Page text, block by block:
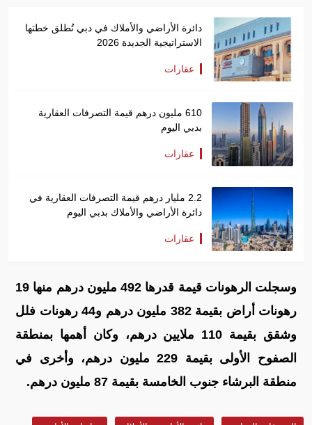
دائرة الأراضي والأملاك في دبي تُطلق خطتها
الاستراتيجية الجديدة 2026
عقارات
610 مليون درهم قيمة التصرفات العقارية
بدبي اليوم
عقارات
2.2 مليار درهم قيمة التصرفات العقارية في
دائرة الأراضي والأملاك بدبي اليوم
عقارات
وسجلت الرهونات قيمة قدرها 492 مليون درهم منها 19
رهونات أراض بقيمة 382 مليون درهم و44 رهونات فلل
وشقق بقيمة 110 ملايين درهم، وكان أهمها بمنطقة
الصفوح الأولى بقيمة 229 مليون درهم، وأخرى في
منطقة البرشاء جنوب الخامسة بقيمة 87 مليون درهم.